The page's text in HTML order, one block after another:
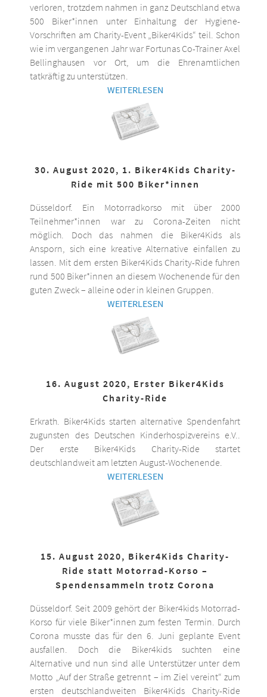
verloren, trotzdem nahmen in ganz Deutschland etwa
500 Biker*innen unter Einhaltung der Hygiene-
Vorschriften am Charity-Event „Biker4Kids“ teil. Schon
wie im vergangenen Jahr war Fortunas Co-Trainer Axel
Bellinghausen vor Ort, um die Ehrenamtlichen
tatkräftig zu unterstützen.
WEITERLESEN
30. August 2020, 1. Biker4Kids Charity-
Ride mit 500 Biker*innen
Düsseldorf. Ein Motorradkorso mit über 2000
Teilnehmer*innen war zu Corona-Zeiten nicht
möglich. Doch das nahmen die Biker4Kids als
Ansporn, sich eine kreative Alternative einfallen zu
lassen. Mit dem ersten Biker4Kids Charity-Ride fuhren
rund 500 Biker*innen an diesem Wochenende für den
guten Zweck – alleine oder in kleinen Gruppen.
WEITERLESEN
16. August 2020, Erster Biker4Kids
Charity-Ride
Erkrath. Biker4Kids starten alternative Spendenfahrt
zugunsten des Deutschen Kinderhospizvereins e.V..
Der erste Biker4Kids Charity-Ride startet
deutschlandweit am letzten August-Wochenende.
WEITERLESEN
15. August 2020, Biker4Kids Charity-
Ride statt Motorrad-Korso –
Spendensammeln trotz Corona
Düsseldorf. Seit 2009 gehört der Biker4kids Motorrad-
Korso für viele Biker*innen zum festen Termin. Durch
Corona musste das für den 6. Juni geplante Event
ausfallen. Doch die Biker4kids suchten eine
Alternative und nun sind alle Unterstützer unter dem
Motto „Auf der Straße getrennt – im Ziel vereint“ zum
ersten deutschlandweiten Biker4Kids Charity-Ride